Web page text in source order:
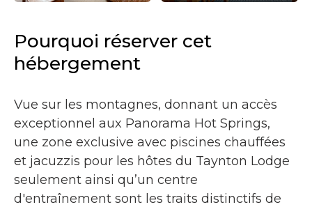
Pourquoi réserver cet
hébergement
Vue sur les montagnes, donnant un accès
exceptionnel aux Panorama Hot Springs,
une zone exclusive avec piscines chauffées
et jacuzzis pour les hôtes du Taynton Lodge
seulement ainsi qu’un centre
d'entraînement sont les traits distinctifs de